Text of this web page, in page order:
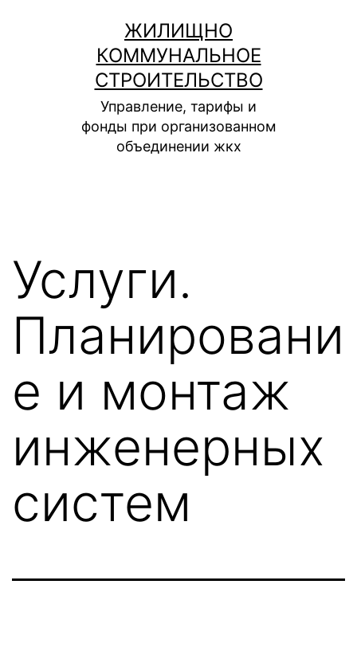
содержимому
ЖИЛИЩНО
КОММУНАЛЬНОЕ
СТРОИТЕЛЬСТВО
Управление, тарифы и
фонды при организованном
объединении жкх
Услуги.
Планировани
е и монтаж
инженерных
систем